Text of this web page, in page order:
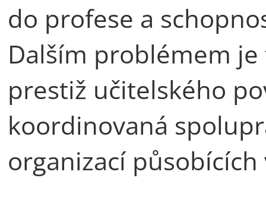
do profese a
Dalším problémem
prestiž učitelského
koordinovaná
organizací